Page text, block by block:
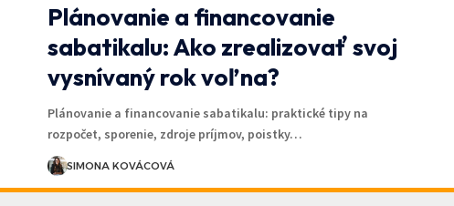
Plánovanie a financovanie
sabatikalu: Ako zrealizovať svoj
vysnívaný rok voľna?
Plánovanie a financovanie sabatikalu: praktické tipy na
rozpočet, sporenie, zdroje príjmov, poistky…
SIMONA KOVÁCOVÁ